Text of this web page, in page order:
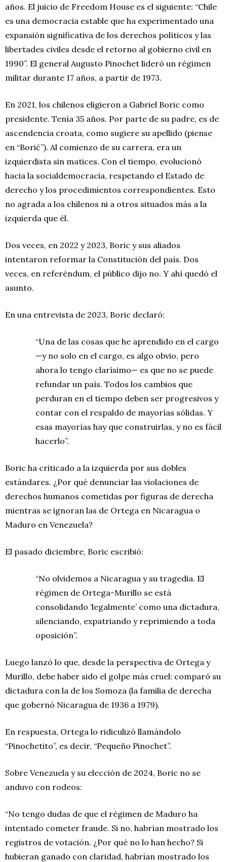
años. El juicio de Freedom House es el siguiente: “Chile
es una democracia estable que ha experimentado una
expansión significativa de los derechos políticos y las
libertades civiles desde el retorno al gobierno civil en
1990”. El general Augusto Pinochet lideró un régimen
militar durante 17 años, a partir de 1973.
En 2021, los chilenos eligieron a Gabriel Boric como
presidente. Tenía 35 años. Por parte de su padre, es de
ascendencia croata, como sugiere su apellido (piense
en “Borić”). Al comienzo de su carrera, era un
izquierdista sin matices. Con el tiempo, evolucionó
hacia la socialdemocracia, respetando el Estado de
derecho y los procedimientos correspondientes. Esto
no agrada a los chilenos ni a otros situados más a la
izquierda que él.
Dos veces, en 2022 y 2023, Boric y sus aliados
intentaron reformar la Constitución del país. Dos
veces, en referéndum, el público dijo no. Y ahí quedó el
asunto.
En una entrevista de 2023, Boric declaró:
“Una de las cosas que he aprendido en el cargo
—y no solo en el cargo, es algo obvio, pero
ahora lo tengo clarísimo— es que no se puede
refundar un país. Todos los cambios que
perduran en el tiempo deben ser progresivos y
contar con el respaldo de mayorías sólidas. Y
esas mayorías hay que construirlas, y no es fácil
hacerlo”.
Boric ha criticado a la izquierda por sus dobles
estándares. ¿Por qué denunciar las violaciones de
derechos humanos cometidas por figuras de derecha
mientras se ignoran las de Ortega en Nicaragua o
Maduro en Venezuela?
El pasado diciembre, Boric escribió:
“No olvidemos a Nicaragua y su tragedia. El
régimen de Ortega-Murillo se está
consolidando ‘legalmente’ como una dictadura,
silenciando, expatriando y reprimiendo a toda
oposición”.
Luego lanzó lo que, desde la perspectiva de Ortega y
Murillo, debe haber sido el golpe más cruel: comparó su
dictadura con la de los Somoza (la familia de derecha
que gobernó Nicaragua de 1936 a 1979).
En respuesta, Ortega lo ridiculizó llamándolo
“Pinochetito”, es decir, “Pequeño Pinochet”.
Sobre Venezuela y su elección de 2024, Boric no se
anduvo con rodeos:
“No tengo dudas de que el régimen de Maduro ha
intentado cometer fraude. Si no, habrían mostrado los
registros de votación. ¿Por qué no lo han hecho? Si
hubieran ganado con claridad, habrían mostrado los